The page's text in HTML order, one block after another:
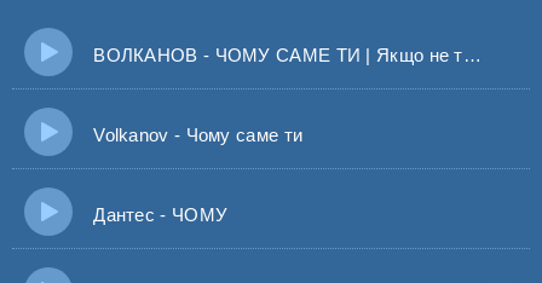
ВОЛКАНОВ - ЧОМУ САМЕ ТИ | Якщо не той, якщо не та
Volkanov - Чому саме ти
Дантес - ЧОМУ